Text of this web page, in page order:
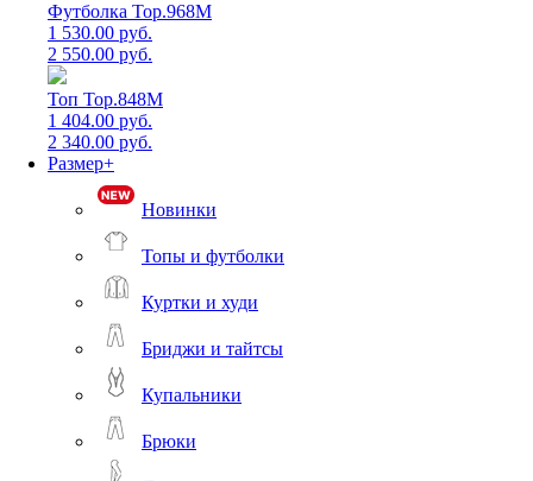
Футболка Top.968M
1 530.00 руб.
2 550.00 руб.
Топ Top.848M
1 404.00 руб.
2 340.00 руб.
Размер+
Новинки
Топы и футболки
Куртки и худи
Бриджи и тайтсы
Купальники
Брюки